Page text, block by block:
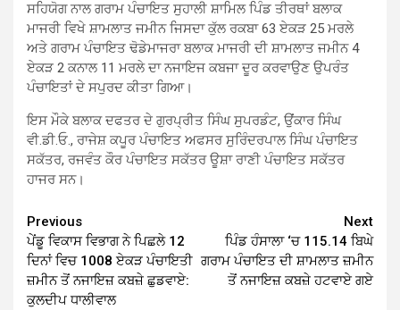
ਸਹਿਯੋਗ ਨਾਲ ਗਰਾਮ ਪੰਚਾਇਤ ਸੁਹਾਲੀ ਸ਼ਾਮਿਲ ਪਿੰਡ ਤੀਰਥਾਂ ਬਲਾਕ
ਮਾਜਰੀ ਵਿਖੇ ਸ਼ਾਮਲਾਤ ਜਮੀਨ ਜਿਸਦਾ ਕੁੱਲ ਰਕਬਾ 63 ਏਕੜ 25 ਮਰਲੇ
ਅਤੇ ਗਰਾਮ ਪੰਚਾਇਤ ਢੋਡੇਮਾਜਰਾ ਬਲਾਕ ਮਾਜਰੀ ਦੀ ਸ਼ਾਮਲਾਤ ਜਮੀਨ 4
ਏਕੜ 2 ਕਨਾਲ 11 ਮਰਲੇ ਦਾ ਨਜਾਇਜ ਕਬਜਾ ਦੂਰ ਕਰਵਾਉਣ ਉਪਰੰਤ
ਪੰਚਾਇਤਾਂ ਦੇ ਸਪੁਰਦ ਕੀਤਾ ਗਿਆ।
ਇਸ ਮੌਕੇ ਬਲਾਕ ਦਫਤਰ ਦੇ ਗੁਰਪ੍ਰੀਤ ਸਿੰਘ ਸੁਪਰਡੰਟ, ਉਂਕਾਰ ਸਿੰਘ
ਵੀ.ਡੀ.ਓ., ਰਾਜੇਸ਼ ਕਪੂਰ ਪੰਚਾਇਤ ਅਫਸਰ ਸੁਰਿੰਦਰਪਾਲ ਸਿੰਘ ਪੰਚਾਇਤ
ਸਕੱਤਰ, ਰਜਵੰਤ ਕੌਰ ਪੰਚਾਇਤ ਸਕੱਤਰ ਊਸ਼ਾ ਰਾਣੀ ਪੰਚਾਇਤ ਸਕੱਤਰ
ਹਾਜਰ ਸਨ।
Continue
Reading
Previous
ਪੇਂਡੂ ਵਿਕਾਸ ਵਿਭਾਗ ਨੇ ਪਿਛਲੇ 12
ਦਿਨਾਂ ਵਿਚ 1008 ਏਕੜ ਪੰਚਾਇਤੀ
ਜ਼ਮੀਨ ਤੋਂ ਨਜਾਇਜ਼ ਕਬਜ਼ੇ ਛੁਡਵਾਏ:
ਕੁਲਦੀਪ ਧਾਲੀਵਾਲ
Next
ਪਿੰਡ ਹੰਸਾਲਾ ‘ਚ 115.14 ਬਿਘੇ
ਗਰਾਮ ਪੰਚਾਇਤ ਦੀ ਸ਼ਾਮਲਾਤ ਜ਼ਮੀਨ
ਤੋਂ ਨਜਾਇਜ਼ ਕਬਜ਼ੇ ਹਟਵਾਏ ਗਏ